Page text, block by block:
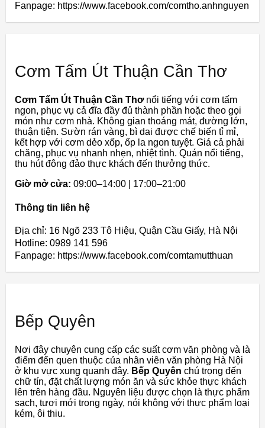
Fanpage: https://www.facebook.com/comtho.anhnguyen
Cơm Tấm Út Thuận Cần Thơ
Cơm Tấm Út Thuận Cần Thơnổi tiếng với cơm tấm
ngon, phục vụ cả đĩa đầy đủ thành phần hoặc theo gọi
món như cơm nhà. Không gian thoáng mát, đường lớn,
thuận tiện. Sườn rán vàng, bì dai được chế biến tỉ mỉ,
kết hợp với cơm dẻo xốp, ốp la ngon tuyệt. Giá cả phải
chăng, phục vụ nhanh nhẹn, nhiệt tình. Quán nổi tiếng,
thu hút đông đảo thực khách đến thưởng thức.
Giờ mở cửa: 09:00–14:00 | 17:00–21:00
Thông tin liên hệ
Địa chỉ: 16 Ngõ 233 Tô Hiệu, Quận Cầu Giấy, Hà Nội
Hotline: 0989 141 596
Fanpage: https://www.facebook.com/comtamutthuan
Bếp Quyên
Nơi đây chuyên cung cấp các suất cơm văn phòng và là
điểm đến quen thuộc của nhân viên văn phòng Hà Nội
ở khu vực xung quanh đây. Bếp Quyên chú trọng đến
chữ tín, đặt chất lượng món ăn và sức khỏe thực khách
lên trên hàng đầu. Nguyên liệu được chọn là thực phẩm
sạch, tươi mới trong ngày, nói không với thực phẩm loại
kém, ôi thiu.